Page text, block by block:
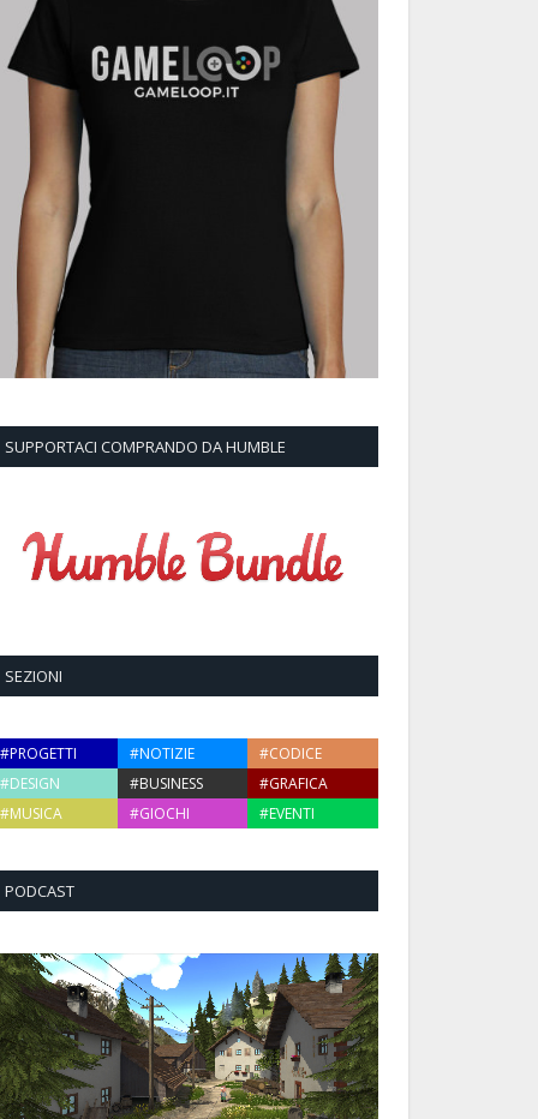
SUPPORTACI COMPRANDO DA HUMBLE
SEZIONI
#PROGETTI #NOTIZIE
#CODICE
#DESIGN
#BUSINESS
#GRAFICA
#MUSICA
#GIOCHI #EVENTI
PODCAST